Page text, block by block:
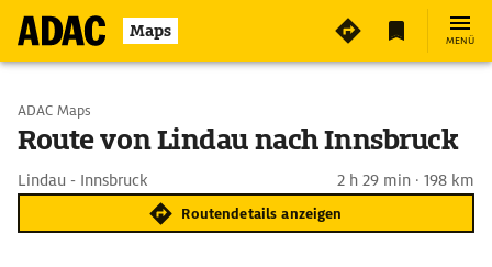
Maps MENÜ
Start wählen
ADAC Maps
Route von Lindau nach Innsbruck
Lindau - Innsbruck 2 h 29 min · 198 km
Routendetails anzeigen